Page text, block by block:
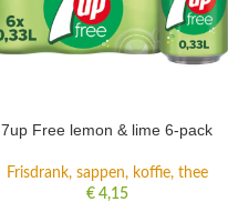
7up Free lemon & lime 6-pack
Frisdrank, sappen, koffie, thee
€4,15